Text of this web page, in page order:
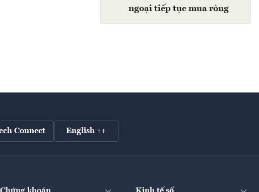
ngoại tiếp tục mua ròng
Connect English ++